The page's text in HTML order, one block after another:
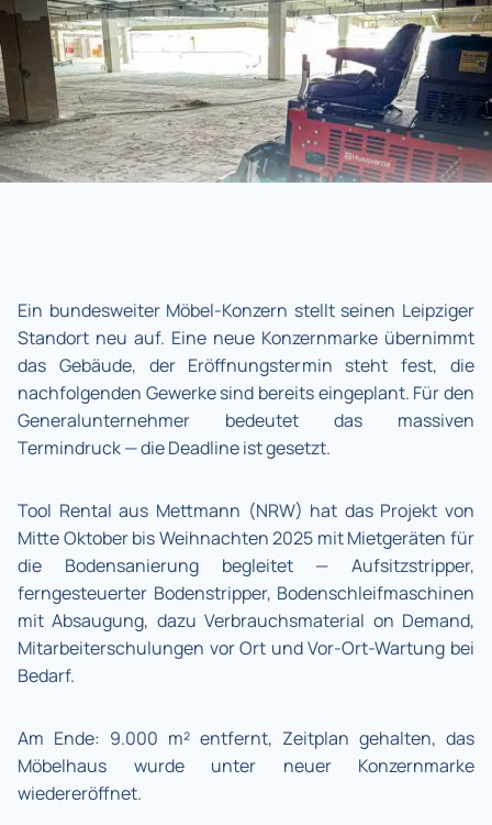
Ein bundesweiter Möbel-Konzern stellt seinen Leipziger
Standort neu auf. Eine neue Konzernmarke übernimmt
das Gebäude, der Eröffnungstermin steht fest, die
nachfolgenden Gewerke sind bereits eingeplant. Für den
Generalunternehmer bedeutet das massiven
Termindruck — die Deadline ist gesetzt.
Tool Rental aus Mettmann (NRW) hat das Projekt von
Mitte Oktober bis Weihnachten 2025 mit Mietgeräten für
die Bodensanierung begleitet — Aufsitzstripper,
ferngesteuerter Bodenstripper, Bodenschleifmaschinen
mit Absaugung, dazu Verbrauchsmaterial on Demand,
Mitarbeiterschulungen vor Ort und Vor-Ort-Wartung bei
Bedarf.
Am Ende: 9.000 m² entfernt, Zeitplan gehalten, das
Möbelhaus wurde unter neuer Konzernmarke
wiedereröffnet.